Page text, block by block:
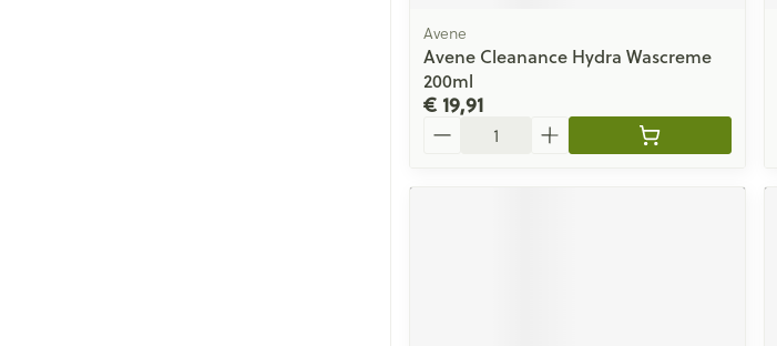
Avene
Avene Cleanance Hydra Wascreme
200ml
€ 19,91